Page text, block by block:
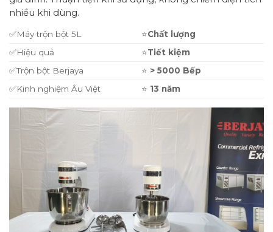
nhiều khi dùng.
✅Máy trộn bột 5L ⭐Chất lượng
✅Hiệu quả
⭐Tiết kiệm
✅Trộn bột Berjaya
⭐ > 5000 Bếp
✅Kinh nghiệm Âu Việt
⭐ 13 năm